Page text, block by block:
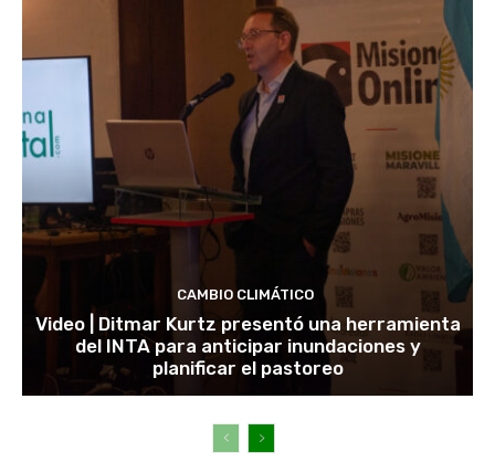
CAMBIO CLIMÁTICO
Video | Ditmar Kurtz presentó una herramienta
del INTA para anticipar inundaciones y
planificar el pastoreo